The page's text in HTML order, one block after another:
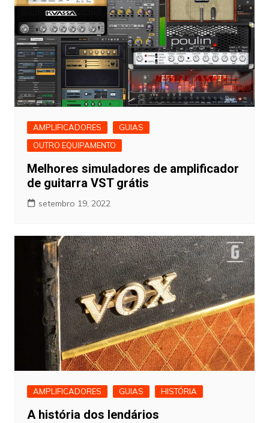
AMPLIFICADORES
GUIAS
OUTRO EQUIPAMENTO
Melhores simuladores de amplificador
de guitarra VST grátis
setembro 19, 2022
AMPLIFICADORES GUIAS HISTÓRIA
A história dos lendários